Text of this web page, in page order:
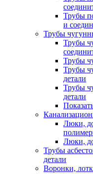
Трубы
и
Трубы
Трубы
Трубы
Трубы
детали
Трубы
детали
Люки,
Люки,
Трубы
детали
Воронки,